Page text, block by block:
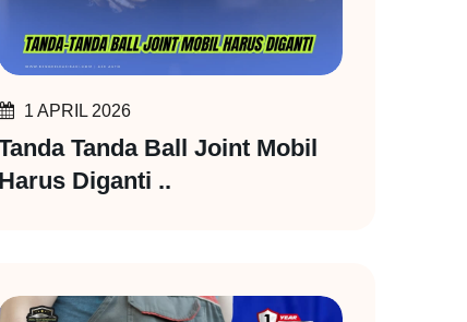
1 APRIL 2026
Tanda Ball Joint Mobil
Harus Diganti ..